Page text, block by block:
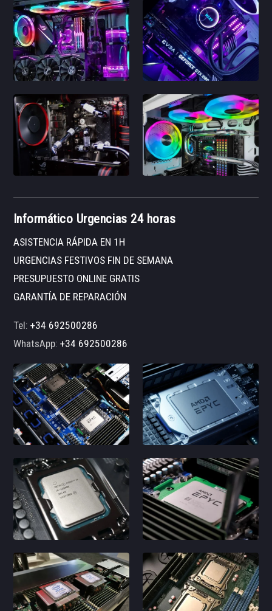
Informático Urgencias 24 horas
ASISTENCIA RÁPIDA EN 1H
URGENCIAS FESTIVOS FIN DE SEMANA
PRESUPUESTO ONLINE GRATIS
GARANTÍA DE REPARACIÓN
Tel:+34 692500286
WhatsApp:+34 692500286